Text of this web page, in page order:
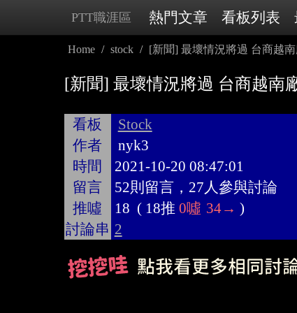
PTT職涯區 熱門文章 看板列表
Home stock [新聞] 最壞情況將過 台商越
[新聞] 最壞情況將過 台商越南
看板
Stock
作者
nyk3
時間
2021-10-20 08:47:01
留言
52則留言，27人參與討論
推噓
18 ( 18推 0噓 34→ )
討論串 2